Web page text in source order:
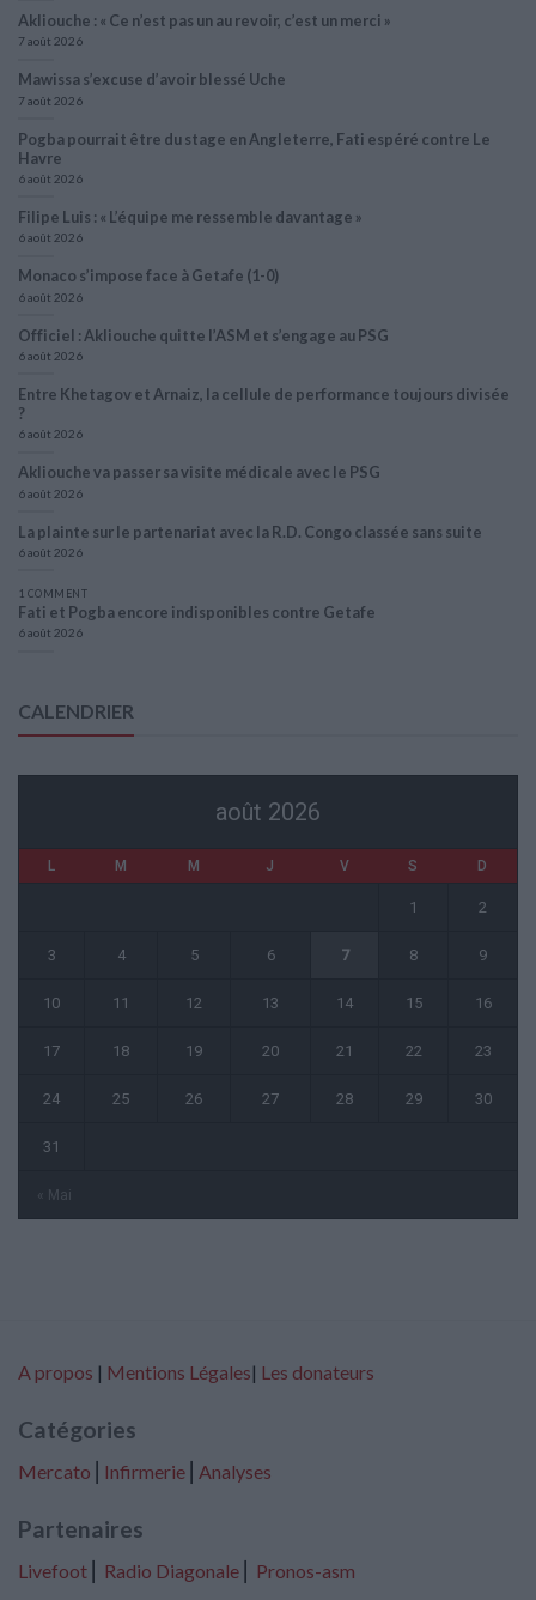
Akliouche : « Ce n’est pas un au revoir, c’est un merci »
7 août 2026
Mawissa s’excuse d’avoir blessé Uche
7 août 2026
Pogba pourrait être du stage en Angleterre, Fati espéré contre Le
Havre
6 août 2026
Filipe Luis : « L’équipe me ressemble davantage »
6 août 2026
Monaco s’impose face à Getafe (1-0)
6 août 2026
Officiel : Akliouche quitte l’ASM et s’engage au PSG
6 août 2026
Entre Khetagov et Arnaiz, la cellule de performance toujours divisée
?
6 août 2026
Akliouche va passer sa visite médicale avec le PSG
6 août 2026
La plainte sur le partenariat avec la R.D. Congo classée sans suite
6 août 2026
1 COMMENT
Fati et Pogba encore indisponibles contre Getafe
6 août 2026
CALENDRIER
août 2026
L M M J V S D
« Mai
1 2
3 4 5 6 7 8 9
10 11 12 13 14 15 16
17 18 19 20 21 22 23
24 25 26 27 28 29 30
31
A propos | Mentions Légales| Les donateurs
Catégories
Mercato Infirmerie Analyses
Partenaires
Livefoot Radio Diagonale Pronos-asm